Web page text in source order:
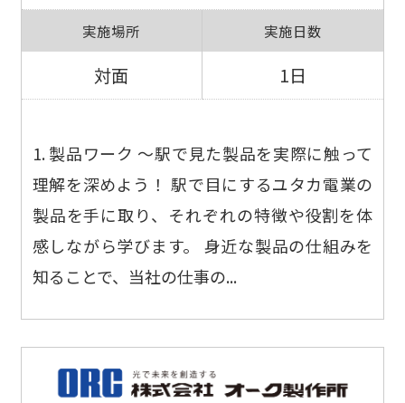
実施場所
対面
実施日数
1日
1. 製品ワーク ～駅で見た製品を実際に触って
理解を深めよう！ 駅で目にするユタカ電業の
製品を手に取り、それぞれの特徴や役割を体
感しながら学びます。 身近な製品の仕組みを
知ることで、当社の仕事の...